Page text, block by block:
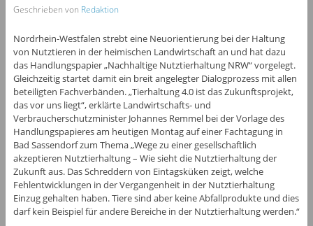
Geschrieben von Redaktion
Nordrhein-Westfalen strebt eine Neuorientierung bei der Haltung
von Nutztieren in der heimischen Landwirtschaft an und hat dazu
das Handlungspapier „Nachhaltige Nutztierhaltung NRW“ vorgelegt.
Gleichzeitig startet damit ein breit angelegter Dialogprozess mit allen
beteiligten Fachverbänden. „Tierhaltung 4.0 ist das Zukunftsprojekt,
das vor uns liegt“, erklärte Landwirtschafts- und
Verbraucherschutzminister Johannes Remmel bei der Vorlage des
Handlungspapieres am heutigen Montag auf einer Fachtagung in
Bad Sassendorf zum Thema „Wege zu einer gesellschaftlich
akzeptieren Nutztierhaltung – Wie sieht die Nutztierhaltung der
Zukunft aus. Das Schreddern von Eintagsküken zeigt, welche
Fehlentwicklungen in der Vergangenheit in der Nutztierhaltung
Einzug gehalten haben. Tiere sind aber keine Abfallprodukte und dies
darf kein Beispiel für andere Bereiche in der Nutztierhaltung werden.“